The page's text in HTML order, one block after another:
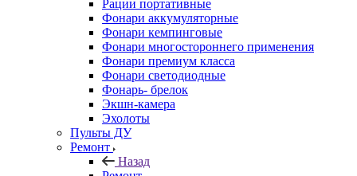
Рации портативные
Фонари аккумуляторные
Фонари кемпинговые
Фонари многостороннего применения
Фонари премиум класса
Фонари светодиодные
Фонарь- брелок
Экшн-камера
Эхолоты
Пульты ДУ
Ремонт
Назад